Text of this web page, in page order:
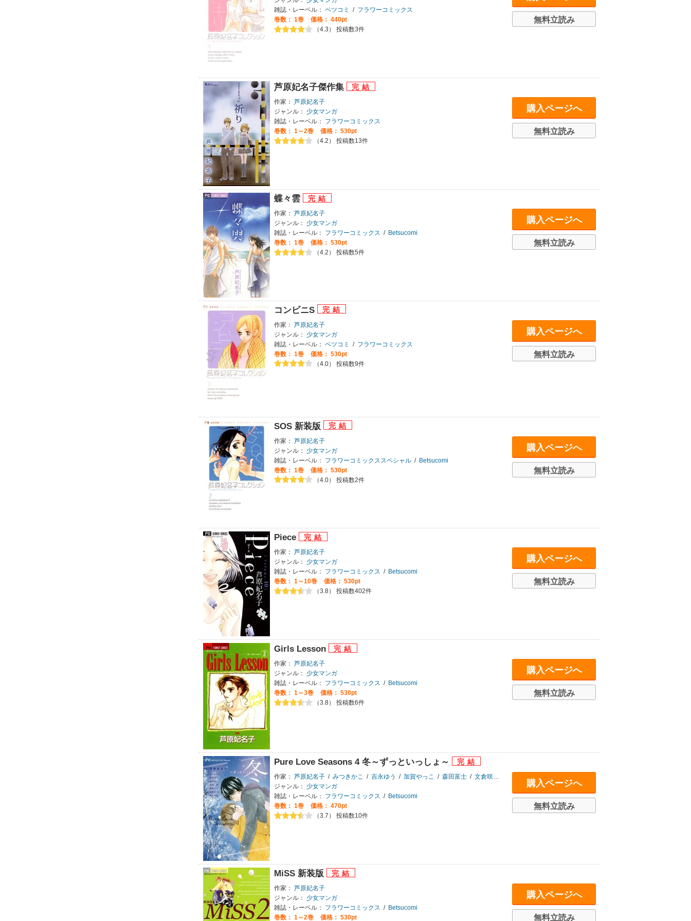
雑誌・レーベル： ベツコミ / フラワーコミックス
巻数： 1巻
価格： 440pt
（4.3） 投稿数3件
無料立読み
芦原妃名子傑作集
作家： 芦原妃名子
ジャンル：
少女マンガ
雑誌・レーベル：
フラワーコミックス
巻数： 1～2巻
価格： 530pt
（4.2） 投稿数13件
購入ページへ
無料立読み
蝶々雲
作家： 芦原妃名子
ジャンル：
少女マンガ
雑誌・レーベル：
フラワーコミックス /
Betsucomi
巻数： 1巻
価格： 530pt
（4.2） 投稿数5件
購入ページへ
無料立読み
コンビニS
作家： 芦原妃名子
ジャンル：
少女マンガ
雑誌・レーベル： ベツコミ / フラワーコミックス
巻数： 1巻
価格： 530pt
（4.0） 投稿数9件
購入ページへ
無料立読み
SOS 新装版
作家： 芦原妃名子
ジャンル：
少女マンガ
雑誌・レーベル：
フラワーコミックススペシャル / Betsucomi
巻数： 1巻
価格： 530pt
（4.0） 投稿数2件
購入ページへ
無料立読み
Piece
作家： 芦原妃名子
ジャンル：
少女マンガ
雑誌・レーベル：
フラワーコミックス /
Betsucomi
巻数： 1～10巻
価格： 530pt
（3.8） 投稿数402件
購入ページへ
無料立読み
Girls Lesson
作家： 芦原妃名子
ジャンル：
少女マンガ
雑誌・レーベル：
フラワーコミックス /
Betsucomi
巻数： 1～3巻
価格： 530pt
（3.8） 投稿数6件
購入ページへ
無料立読み
Pure Love Seasons 4 冬～ずっといっしょ～
作家： 芦原妃名子 / みつきかこ / 吉永ゆう / 加賀やっこ / 森田富士 / 文倉咲 /
関なつみ
ジャンル：
少女マンガ
雑誌・レーベル：
フラワーコミックス /
Betsucomi
巻数： 1巻
価格： 470pt
（3.7） 投稿数10件
購入ページへ
無料立読み
MiSS 新装版
作家： 芦原妃名子
ジャンル：
少女マンガ
雑誌・レーベル：
フラワーコミックス / Betsucomi
巻数： 1～2巻 価格： 530pt
購入ページへ
無料立読み